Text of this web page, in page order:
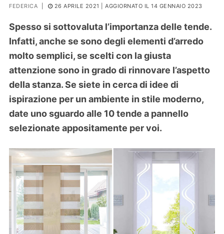
Ortaggio
FEDERICA 26 APRILE 2021 | AGGIORNATO IL 14 GENNAIO 2023
Spesso si sottovaluta l’importanza delle tende.
Infatti, anche se sono degli elementi d’arredo
molto semplici, se scelti con la giusta
attenzione sono in grado di rinnovare l’aspetto
della stanza. Se siete in cerca di idee di
ispirazione per un ambiente in stile moderno,
date uno sguardo alle 10 tende a pannello
selezionate appositamente per voi.